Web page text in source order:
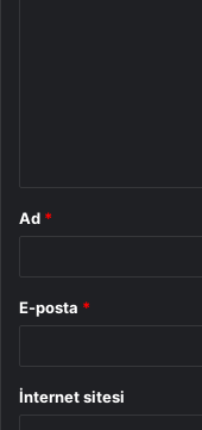
Ad *
E-posta *
İnternet sitesi